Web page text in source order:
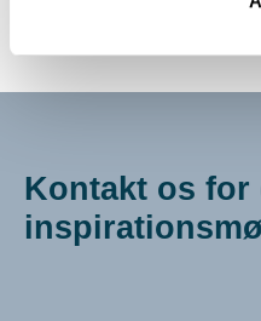
Kontakt os